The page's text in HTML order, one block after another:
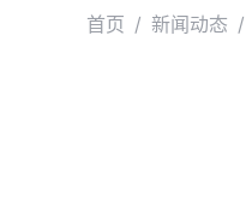
首页 / 新闻动态 /